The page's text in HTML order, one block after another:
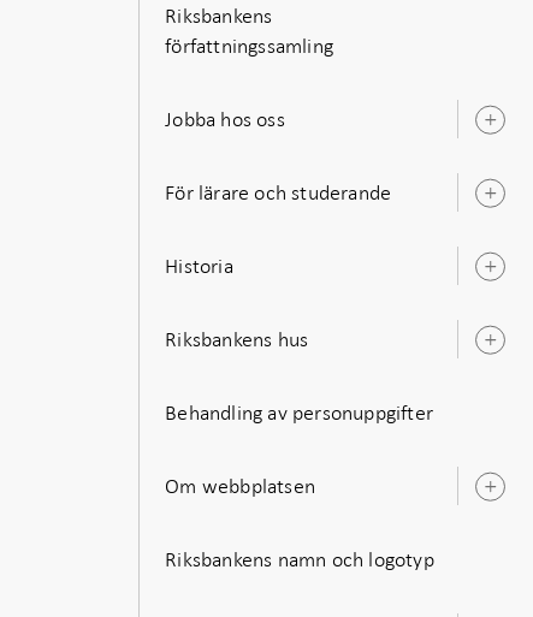
Riksbankens
författningssamling
Jobba hos oss
För lärare och studerande
Historia
Riksbankens hus
Behandling av personuppgifter
Om webbplatsen
Riksbankens namn och logotyp